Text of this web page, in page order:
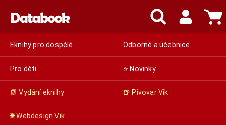
Eknihy pro dospělé Odborné a učebnice
Pro děti ⭐ Novinky
📗 Vydání eknihy 🍺 Pivovar Vik
🌐 Webdesign Vik